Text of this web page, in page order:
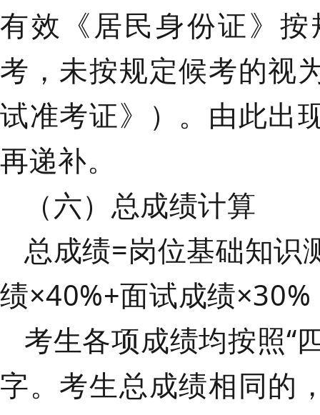
有效《居民身份证》
考，未按规定候考的视
试准考证》）。由此出
再递补。
（六）总成绩计算
总成绩=岗位基础知识
绩×40%+面试成绩
考生各项成绩均按照“
字。考生总成绩相同的